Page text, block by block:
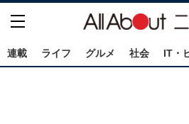
連載 ライフ グルメ 社会 IT・